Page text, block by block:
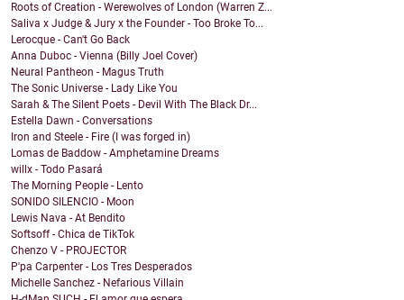
Roots of Creation - Werewolves of London (Warren Z...
Saliva x Judge & Jury x the Founder - Too Broke To...
Lerocque - Can't Go Back
Anna Duboc - Vienna (Billy Joel Cover)
Neural Pantheon - Magus Truth
The Sonic Universe - Lady Like You
Sarah & The Silent Poets - Devil With The Black Dr...
Estella Dawn - Conversations
Iron and Steele - Fire (I was forged in)
Lomas de Baddow - Amphetamine Dreams
willx - Todo Pasará
The Morning People - Lento
SONIDO SILENCIO - Moon
Lewis Nava - At Bendito
Softsoff - Chica de TikTok
Chenzo V - PROJECTOR
P'pa Carpenter - Los Tres Desperados
Michelle Sanchez - Nefarious Villain